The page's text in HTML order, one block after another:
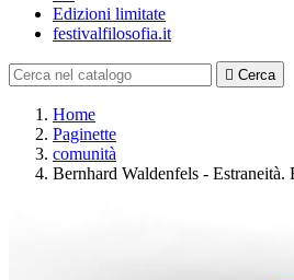
Edizioni limitate
festivalfilosofia.it
 Cerca
Home
Paginette
comunità
Bernhard Waldenfels - Estraneità.